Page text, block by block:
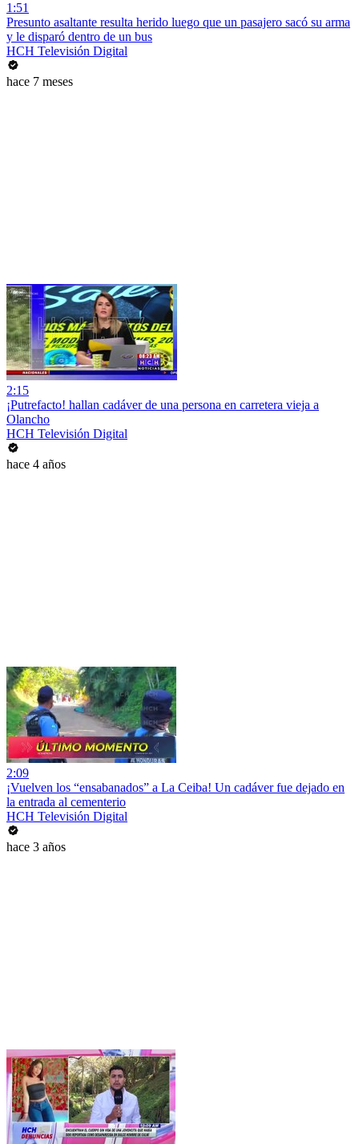
1:51
Presunto asaltante resulta herido luego que un pasajero sacó su arma
y le disparó dentro de un bus
HCH Televisión Digital
hace 7 meses
2:15
¡Putrefacto! hallan cadáver de una persona en carretera vieja a
Olancho
HCH Televisión Digital
hace 4 años
2:09
¡Vuelven los “ensabanados” a La Ceiba! Un cadáver fue dejado en
la entrada al cementerio
HCH Televisión Digital
hace 3 años